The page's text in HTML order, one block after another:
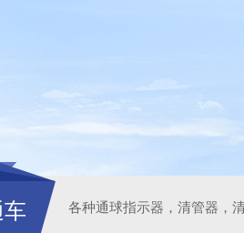
各种通球指示器，清管器，